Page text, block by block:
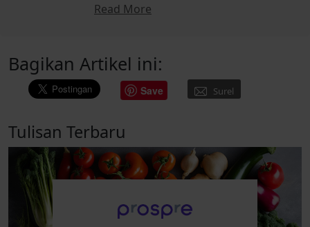
Read More
Bagikan Artikel ini:
Save Surel
Tulisan Terbaru